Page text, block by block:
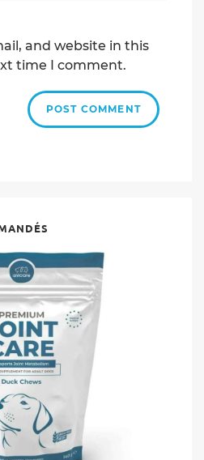
and website in this
time I comment.